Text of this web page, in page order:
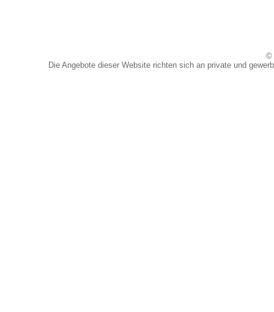
©
Die Angebote dieser Website richten sich an private und